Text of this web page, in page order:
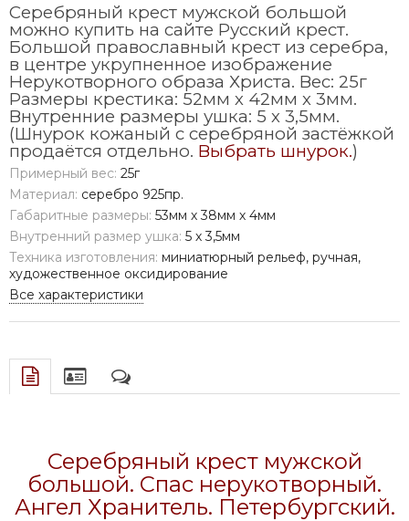
Серебряный крест мужской большой
можно купить на сайте Русский крест.
Большой православный крест из серебра,
в центре укрупненное изображение
Нерукотворного образа Христа. Вес: 25г
Размеры крестика: 52мм х 42мм х 3мм.
Внутренние размеры ушка: 5 х 3,5мм.
(Шнурок кожаный с серебряной застёжкой
продаётся отдельно. Выбрать шнурок.)
Примерный вес: 25г
Материал: серебро 925пр.
Габаритные размеры: 53мм х 38мм х 4мм
Внутренний размер ушка: 5 х 3,5мм
Техника изготовления: миниатюрный рельеф, ручная,
художественное оксидирование
Все характеристики
Серебряный крест мужской
большой. Спас нерукотворный.
Ангел Хранитель. Петербургский.